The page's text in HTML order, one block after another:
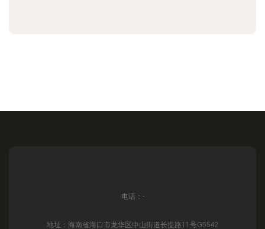
电话：-
地址：海南省海口市龙华区中山街道长提路11号G5542